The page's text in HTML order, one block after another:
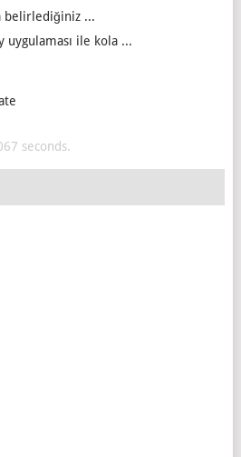
belirlediğiniz ...
uygulaması ile kola ...
seconds.